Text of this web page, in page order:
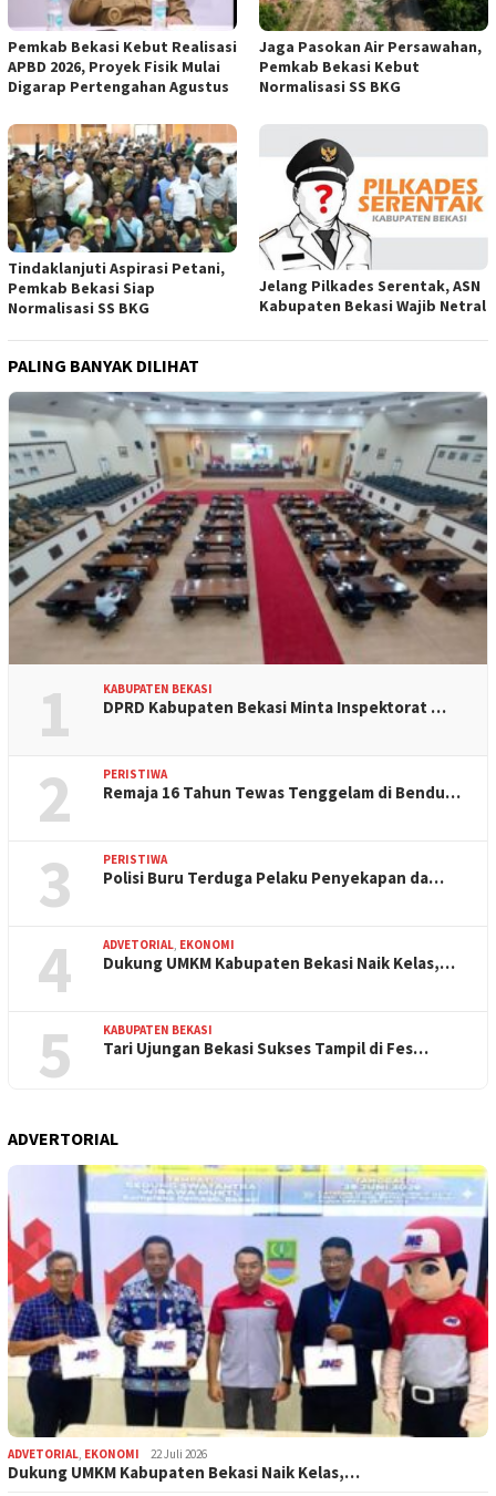
Pemkab Bekasi Kebut Realisasi
APBD 2026, Proyek Fisik Mulai
Digarap Pertengahan Agustus
Jaga Pasokan Air Persawahan,
Pemkab Bekasi Kebut
Normalisasi SS BKG
Tindaklanjuti Aspirasi Petani,
Pemkab Bekasi Siap
Normalisasi SS BKG
Jelang Pilkades Serentak, ASN
Kabupaten Bekasi Wajib Netral
PALING BANYAK DILIHAT
1 KABUPATEN BEKASI
DPRD Kabupaten Bekasi Minta Inspektorat …
2 PERISTIWA
Remaja 16 Tahun Tewas Tenggelam di Bendu…
3 PERISTIWA
Polisi Buru Terduga Pelaku Penyekapan da…
4 ADVETORIAL EKONOMI
Dukung UMKM Kabupaten Bekasi Naik Kelas,…
5 KABUPATEN BEKASI
Tari Ujungan Bekasi Sukses Tampil di Fes…
ADVERTORIAL
ADVETORIAL EKONOMI 22 Juli 2026
Dukung UMKM Kabupaten Bekasi Naik Kelas,…